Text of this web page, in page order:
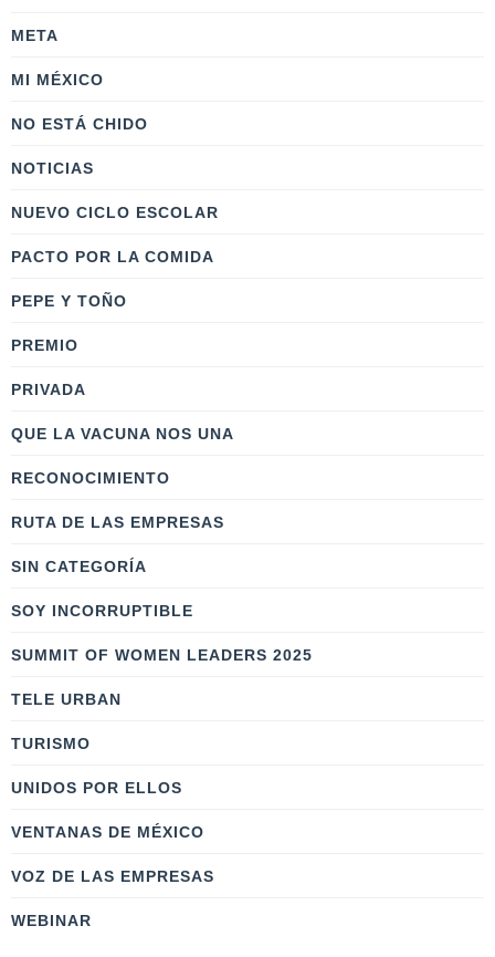
META
MI MÉXICO
NO ESTÁ CHIDO
NOTICIAS
NUEVO CICLO ESCOLAR
PACTO POR LA COMIDA
PEPE Y TOÑO
PREMIO
PRIVADA
QUE LA VACUNA NOS UNA
RECONOCIMIENTO
RUTA DE LAS EMPRESAS
SIN CATEGORÍA
SOY INCORRUPTIBLE
SUMMIT OF WOMEN LEADERS 2025
TELE URBAN
TURISMO
UNIDOS POR ELLOS
VENTANAS DE MÉXICO
VOZ DE LAS EMPRESAS
WEBINAR